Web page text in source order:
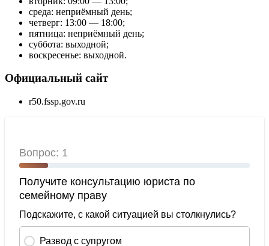
среда: неприёмный день;
четверг: 13:00 — 18:00;
пятница: неприёмный день;
суббота: выходной;
воскресенье: выходной.
Официальный сайт
r50.fssp.gov.ru